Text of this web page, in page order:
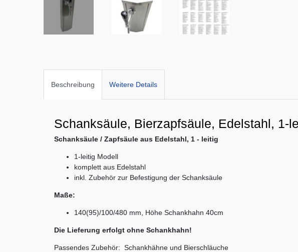
Beschreibung Weitere Details
Schanksäule, Bierzapfsäule, Edelstahl, 1-
Schanksäule / Zapfsäule aus Edelstahl, 1 - leitig
1-leitig Modell
komplett aus Edelstahl
inkl. Zubehör zur Befestigung der Schanksäule
Maße:
140(95)/100/480 mm, Höhe Schankhahn 40cm
Die Lieferung erfolgt ohne Schankhahn!
Passendes Zubehör: Schankhähne und Bierschläuche